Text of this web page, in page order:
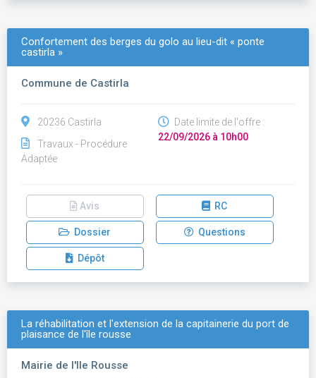
Confortement des berges du golo au lieu-dit « ponte
castirla »
Commune de Castirla
20236 Castirla
Travaux - Procédure
Adaptée
Date limite de l'offre :
22/09/2026 à 10h00
Avis RC
Dossier Questions
Dépôt
La réhabilitation et l'extension de la capitainerie du port de
plaisance de l'île rousse
Mairie de l'Ile Rousse